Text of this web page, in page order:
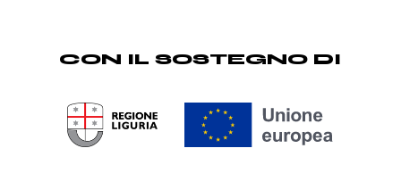
CON IL SOSTEGNO DI